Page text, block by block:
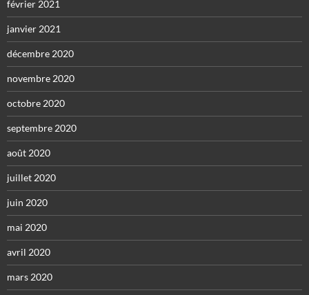
février 2021
janvier 2021
décembre 2020
novembre 2020
octobre 2020
septembre 2020
août 2020
juillet 2020
juin 2020
mai 2020
avril 2020
mars 2020